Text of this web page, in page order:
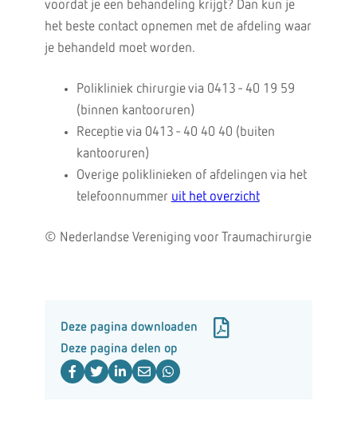
voordat je een behandeling krijgt? Dan kun je
het beste contact opnemen met de afdeling waar
je behandeld moet worden.
Polikliniek chirurgie via 0413 - 40 19 59
(binnen kantooruren)
Receptie via 0413 - 40 40 40 (buiten
kantooruren)
Overige poliklinieken of afdelingen via het
telefoonnummer uit het overzicht
© Nederlandse Vereniging voor Traumachirurgie
Deze pagina downloaden
Deze pagina delen op